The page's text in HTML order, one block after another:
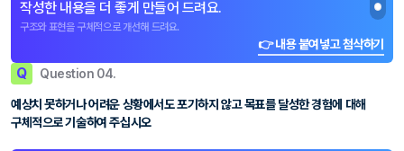
작성한 내용을 더 좋게 만들어 드려요.
구조와 표현을 구체적으로 개선해 드려요.
👉 내용 붙여넣고 첨삭하기
Q Question 04.
예상치 못하거나 어려운 상황에서도 포기하지 않고 목표를 달성한 경험에 대해
구체적으로 기술하여 주십시오